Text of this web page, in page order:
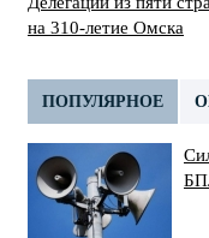
на 310-летие Омска
ПОПУЛЯРНОЕ